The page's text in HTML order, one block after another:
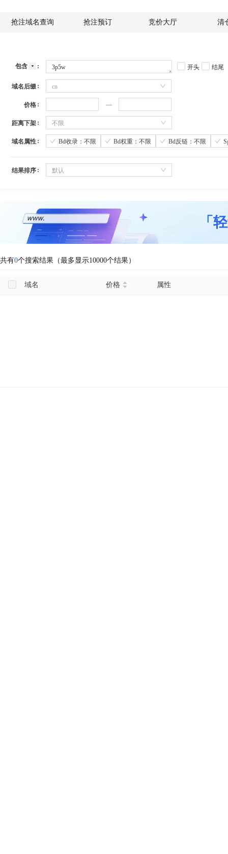
抢注域名查询 抢注预订 竞价大厅 清
包含 开头 结尾
域名后缀 cn
价格
距离下架 不限
域名属性 Bd收录：不限 Bd权重：不限 Bd反链：不限
结果排序 默认
「
共有0个搜索结果（最多显示10000个结果）
域名 价格 属性